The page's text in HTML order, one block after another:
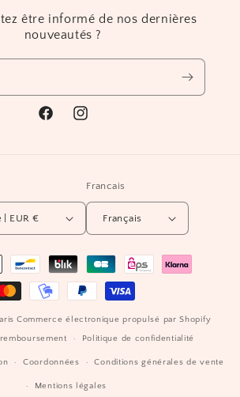
être informé de nos dernières
nouveautés ?
https://www.facebook.com/
https://instagram.com/
France | EUR €
Francais
Français
Commerce électronique propulsé par Shopify
Politique de confidentialité
Coordonnées Conditions générales de vente
Mentions légales